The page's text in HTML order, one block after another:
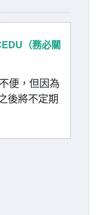
（務必關
便，但因為
後將不定期